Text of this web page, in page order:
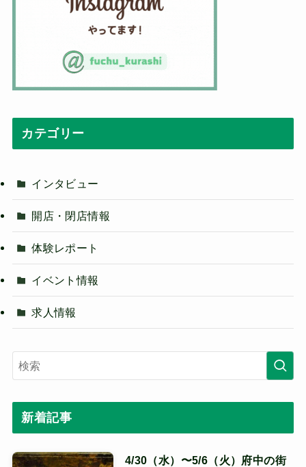
カテゴリー
インタビュー
開店・閉店情報
体験レポート
イベント情報
求人情報
新着記事
4/30（水）〜5/6（火）府中の街